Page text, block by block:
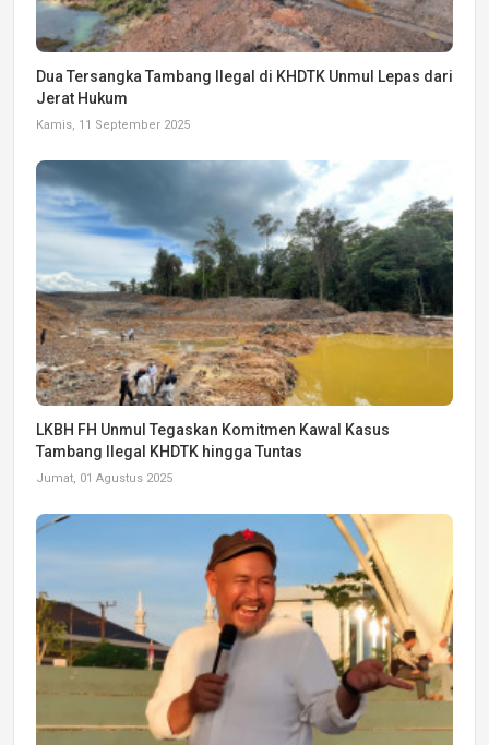
Dua Tersangka Tambang Ilegal di KHDTK Unmul Lepas dari
Jerat Hukum
Kamis, 11 September 2025
LKBH FH Unmul Tegaskan Komitmen Kawal Kasus
Tambang Ilegal KHDTK hingga Tuntas
Jumat, 01 Agustus 2025